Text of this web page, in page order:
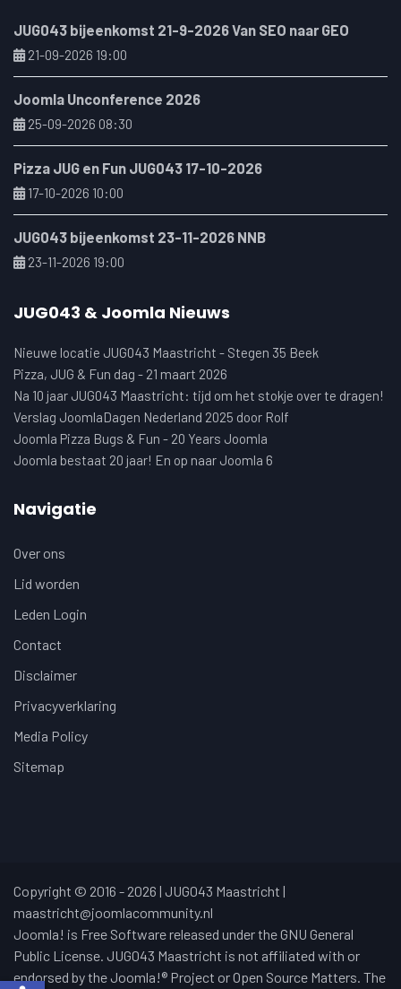
JUG043 bijeenkomst 21-9-2026 Van SEO naar GEO
21-09-2026 19:00
Joomla Unconference 2026
25-09-2026 08:30
Pizza JUG en Fun JUG043 17-10-2026
17-10-2026 10:00
JUG043 bijeenkomst 23-11-2026 NNB
23-11-2026 19:00
JUG043 & Joomla Nieuws
Nieuwe locatie JUG043 Maastricht - Stegen 35 Beek
Pizza, JUG & Fun dag - 21 maart 2026
Na 10 jaar JUG043 Maastricht: tijd om het stokje over te dragen!
Verslag JoomlaDagen Nederland 2025 door Rolf
Joomla Pizza Bugs & Fun - 20 Years Joomla
Joomla bestaat 20 jaar! En op naar Joomla 6
Navigatie
Over ons
Lid worden
Leden Login
Contact
Disclaimer
Privacyverklaring
Media Policy
Sitemap
Copyright © 2016 - 2026 | JUG043 Maastricht |
maastricht@joomlacommunity.nl
Joomla! is Free Software released under the GNU General
Public License. JUG043 Maastricht is not affiliated with or
endorsed by the Joomla!® Project or Open Source Matters. The